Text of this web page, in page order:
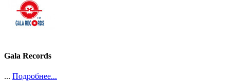
Gala Records
... Подробнее...